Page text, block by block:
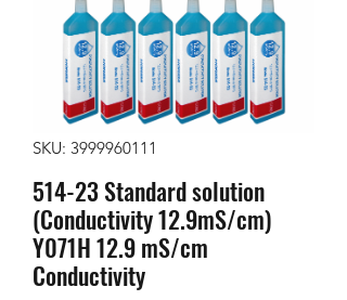
SKU: 3999960111
514-23 Standard solution
(Conductivity 12.9mS/cm)
Y071H 12.9 mS/cm
Conductivity